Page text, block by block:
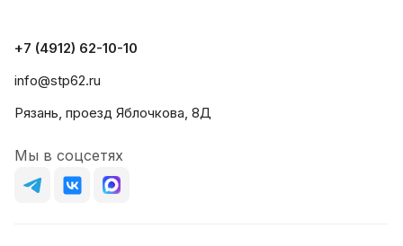
+7 (4912) 62-10-10
info@stp62.ru
Рязань, проезд Яблочкова, 8Д
Мы в соцсетях